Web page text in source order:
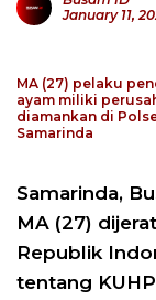
January 11,
MA (27) pelaku
ayam miliki
diamankan di
Samarinda
Samarinda,
MA (27)
Republik
tentang